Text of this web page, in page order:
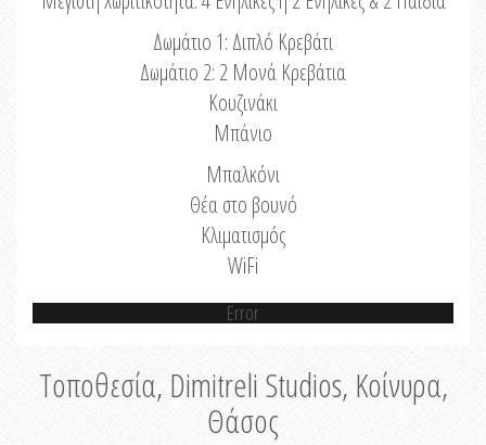
Δωμάτιο 1: Διπλό Κρεβάτι
Δωμάτιο 2: 2 Μονά Κρεβάτια
Κουζινάκι
Μπάνιο
Μπαλκόνι
Θέα στο βουνό
Κλιματισμός
WiFi
Error
Τοποθεσία, Dimitreli Studios, Κοίνυρα,
Θάσος